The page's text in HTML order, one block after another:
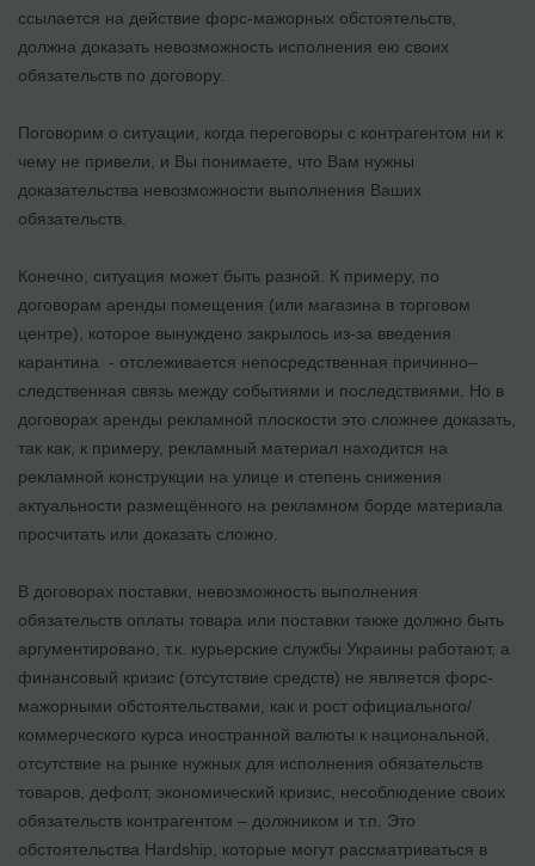
ссылается на действие форс-мажорных обстоятельств,
должна доказать невозможность исполнения ею своих
обязательств по договору.
Поговорим о ситуации, когда переговоры с контрагентом ни к
чему не привели, и Вы понимаете, что Вам нужны
доказательства невозможности выполнения Ваших
обязательств.
Конечно, ситуация может быть разной. К примеру, по
договорам аренды помещения (или магазина в торговом
центре), которое вынуждено закрылось из-за введения
карантина - отслеживается непосредственная причинно–
следственная связь между событиями и последствиями. Но в
договорах аренды рекламной плоскости это сложнее доказать,
так как, к примеру, рекламный материал находится на
рекламной конструкции на улице и степень снижения
актуальности размещённого на рекламном борде материала
просчитать или доказать сложно.
В договорах поставки, невозможность выполнения
обязательств оплаты товара или поставки также должно быть
аргументировано, т.к. курьерские службы Украины работают, а
финансовый кризис (отсутствие средств) не является форс-
мажорными обстоятельствами, как и рост официального/
коммерческого курса иностранной валюты к национальной,
отсутствие на рынке нужных для исполнения обязательств
товаров, дефолт, экономический кризис, несоблюдение своих
обязательств контрагентом – должником и т.п. Это
обстоятельства Hardship, которые могут рассматриваться в